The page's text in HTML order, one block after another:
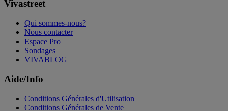
Vivastreet
Qui sommes-nous?
Nous contacter
Espace Pro
Sondages
VIVABLOG
Aide/Info
Conditions Générales d'Utilisation
Conditions Générales de Vente